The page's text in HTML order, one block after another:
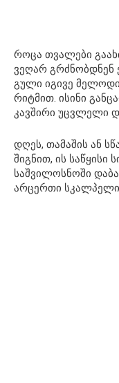
როცა თვალები
ვეღარ გრძნობდნენ
გული იგივე
რიტმით. ისინი
კავშირი უცვლელი
დღეს, თამაშის ან
შიგნით, ის საწყისი
საშვილოსნოში
არცერთი სკალპელი